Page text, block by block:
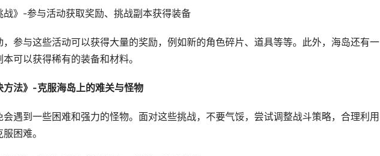
》-参与活动获取奖励、挑战副本获得装备
参与这些活动可以获得大量的奖励，例如新的角色碎片、道具等等。此外，海岛还有一
可以获得稀有的装备和材料。
法》-克服海岛上的难关与怪物
遇到一些困难和强力的怪物。面对这些挑战，不要气馁，尝试调整战斗策略，合理利用
困难。